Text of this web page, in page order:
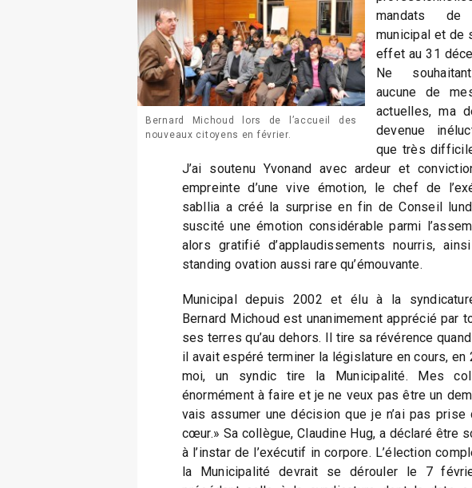
Bernard Michoud lors de l’accueil des
nouveaux citoyens en février.
mandats de
municipal et de
effet au 31
Ne
aucune de
actuelles, ma
devenue
que très
J’ai soutenu Yvonand avec ardeur et
empreinte d’une vive émotion, le chef de
sabllia a créé la surprise en fin de Conseil
suscité une émotion considérable parmi
alors gratifié d’applaudissements nourris,
standing ovation aussi rare qu’émouvante.
Municipal depuis 2002 et élu à la
Bernard Michoud est unanimement apprécié par
ses terres qu’au dehors. Il tire sa révérence
il avait espéré terminer la législature en cours, en
moi, un syndic tire la Municipalité. Mes
énormément à faire et je ne veux pas être un
vais assumer une décision que je n’ai pas
cœur.» Sa collègue, Claudine Hug, a déclaré être
à l’instar de l’exécutif in corpore. L’élection
la Municipalité devrait se dérouler le 7